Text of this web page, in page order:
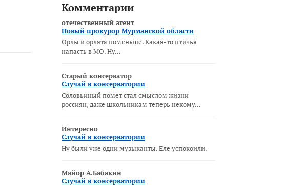
Комментарии
отечественный агент
Новый прокурор Мурманской области
Орлы и орлята поменьше. Какая-то птичья
напасть в МО. Ну…
Старый консерватор
Случай в консерватории
Соловьиный помет стал смыслом жизни
россиян, даже школьникам теперь некому…
Интересно
Случай в консерватории
Ну были уже одни музыканты. Еле успокоили.
Майор А.Бабакин
Случай в консерватории